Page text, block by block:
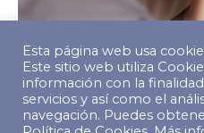
Esta página web usa
Este sitio web utiliza
información con la
servicios y así como el
navegación. Puedes